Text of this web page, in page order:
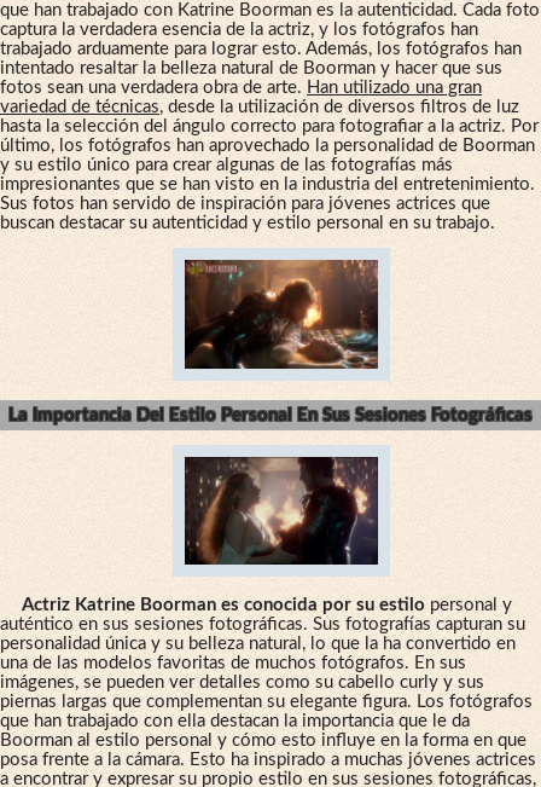
que han trabajado con Katrine Boorman es la autenticidad. Cada foto
captura la verdadera esencia de la actriz, y los fotógrafos han
trabajado arduamente para lograr esto. Además, los fotógrafos han
intentado resaltar la belleza natural de Boorman y hacer que sus
fotos sean una verdadera obra de arte. Han utilizado una gran
variedad de técnicas, desde la utilización de diversos filtros de luz
hasta la selección del ángulo correcto para fotografiar a la actriz. Por
último, los fotógrafos han aprovechado la personalidad de Boorman
y su estilo único para crear algunas de las fotografías más
impresionantes que se han visto en la industria del entretenimiento.
Sus fotos han servido de inspiración para jóvenes actrices que
buscan destacar su autenticidad y estilo personal en su trabajo.
La Importancia Del Estilo Personal En Sus Sesiones Fotográficas
Actriz Katrine Boorman es conocida por su estilo personal y
auténtico en sus sesiones fotográficas. Sus fotografías capturan su
personalidad única y su belleza natural, lo que la ha convertido en
una de las modelos favoritas de muchos fotógrafos. En sus
imágenes, se pueden ver detalles como su cabello curly y sus
piernas largas que complementan su elegante figura. Los fotógrafos
que han trabajado con ella destacan la importancia que le da
Boorman al estilo personal y cómo esto influye en la forma en que
posa frente a la cámara. Esto ha inspirado a muchas jóvenes actrices
a encontrar y expresar su propio estilo en sus sesiones fotográficas,